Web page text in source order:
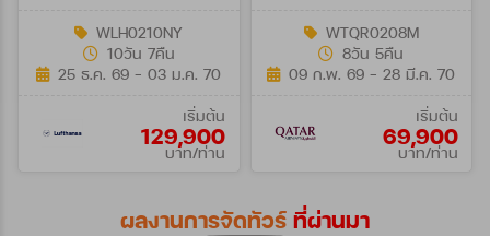
WLH0210NY
10วัน 7คืน
25 ธ.ค. 69 - 03 ม.ค. 70
เริ่มต้น
129,900
บาท/ท่าน
JUN 26 - MAR 27
WTQR0208M
8วัน 5คืน
09 ก.พ. 69 - 28 มี.ค. 70
เริ่มต้น
69,900
บาท/ท่าน
ผลงานการจัดทัวร์ ที่ผ่านมา